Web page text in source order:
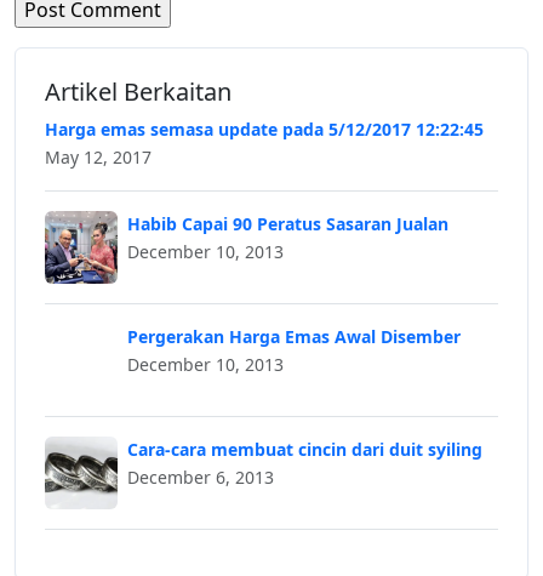
Artikel Berkaitan
Harga emas semasa update pada 5/12/2017 12:22:45
May 12, 2017
Habib Capai 90 Peratus Sasaran Jualan
December 10, 2013
Pergerakan Harga Emas Awal Disember
December 10, 2013
Cara-cara membuat cincin dari duit syiling
December 6, 2013